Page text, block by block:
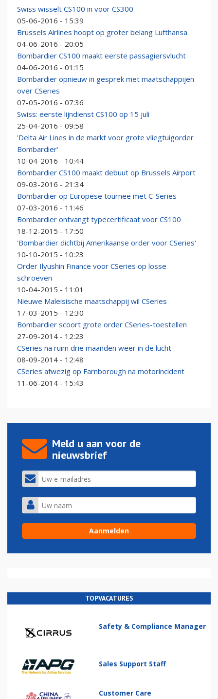
Swiss wisselt CS100 in voor CS300
05-06-2016 - 15:39
Brussels Airlines hoopt op groter belang Lufthansa
04-06-2016 - 20:05
Bombardier CS100 maakt eerste passagiersvlucht
04-06-2016 - 01:15
Bombardier opnieuw in gesprek met maatschappijen
over CSeries
07-05-2016 - 07:36
Swiss: eerste lijndienst CS100 op 15 juli
25-04-2016 - 09:58
'Delta Air Lines in de markt voor grote vliegtuigorder
Bombardier'
10-04-2016 - 10:44
Bombardier CS100 maakt debuut op Brussels Airport
09-03-2016 - 21:34
Bombardier op Europese tournee met C-Series
07-03-2016 - 11:46
Bombardier ontvangt typecertificaat voor CS100
18-12-2015 - 17:50
'Bombardier dichtbij Amerikaanse order voor CSeries'
10-10-2015 - 10:23
Order Ilyushin Finance voor CSeries op losse
schroeven
10-04-2015 - 11:01
Nieuwe Maleisische maatschappij wil CSeries
17-03-2015 - 12:30
Bombardier scoort grote order CSeries-toestellen
27-09-2014 - 12:23
CSeries na ruim drie maanden weer in de lucht
08-09-2014 - 12:48
CSeries afwezig op Farnborough na motorincident
11-06-2014 - 15:43
Meld u aan voor de
nieuwsbrief
TOPVACATURES
Safety & Compliance Manager
Sales Support Staff
Customer Care